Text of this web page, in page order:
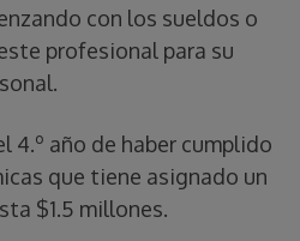
con los sueldos o
profesional para su
4.º año de haber cumplido
que tiene asignado un
$1.5 millones.